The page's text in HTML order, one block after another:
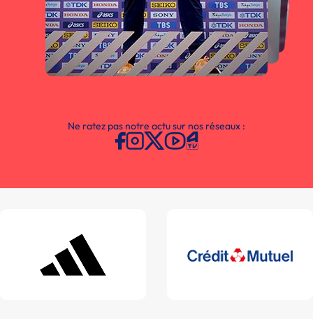
Ne ratez pas notre actu sur nos réseaux :